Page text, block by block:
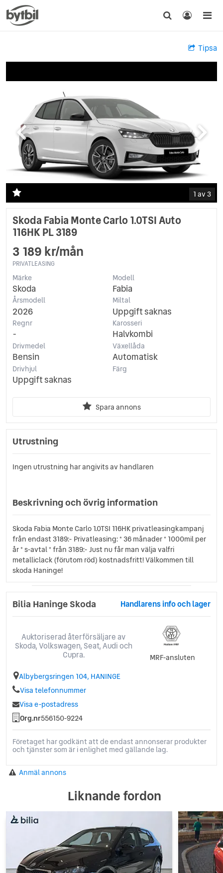
Tipsa
1 av 3
Skoda Fabia Monte Carlo 1.0TSI Auto
116HK PL 3189
3 189 kr/mån
PRIVATLEASING
Märke
Skoda
Modell
Fabia
Årsmodell
2026
Miltal
Uppgift saknas
Regnr
-
Karosseri
Halvkombi
Drivmedel
Bensin
Växellåda
Automatisk
Drivhjul
Uppgift saknas
Färg
Spara annons
Utrustning
Ingen utrustning har angivits av handlaren
Beskrivning och övrig information
Skoda Fabia Monte Carlo 1.0TSI 116HK privatleasingkampanj
från endast 3189:- Privatleasing: * 36 månader * 1000mil per
år * s-avtal * från 3189:- Just nu får man välja valfri
metalliclack (förutom röd) kostnadsfritt! Välkommen till
skoda Haninge!
Bilia Haninge Skoda Handlarens info och lager
Auktoriserad återförsäljare av
Skoda, Volkswagen, Seat, Audi och
Cupra.
MRF-ansluten
Albybergsringen 104, HANINGE
Visa telefonnummer
Visa e-postadress
Org.nr556150-9224
Företaget har godkänt att de endast annonserar produkter
och tjänster som är i enlighet med gällande lag.
Anmäl annons
Liknande fordon